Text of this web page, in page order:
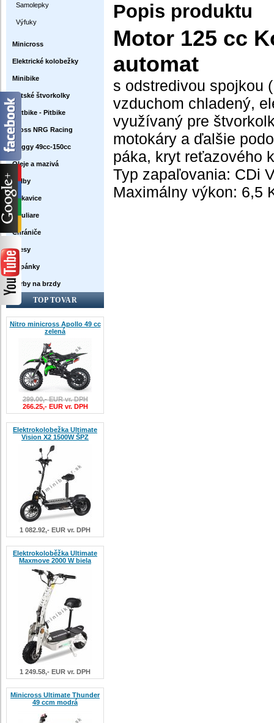
Samolepky
Výfuky
Minicross
Elektrické kolobežky
Minibike
Detské štvorkolky
Dirtbike - Pitbike
Cross NRG Racing
Buggy 49cc-150cc
Oleje a mazivá
Prilby
Rukavice
Okuliare
Chrániče
Dresy
Topánky
Farby na brzdy
TOP TOVAR
Nitro minicross Apollo 49 cc
zelená
299.00,- EUR vr. DPH
266.25,- EUR vr. DPH
Elektrokolobežka Ultimate
Vision X2 1500W ŠPZ
1 082.92,- EUR vr. DPH
Elektrokoloběžka Ultimate
Maxmove 2000 W biela
1 249.58,- EUR vr. DPH
Minicross Ultimate Thunder
49 ccm modrá
Popis produktu
Motor 125 cc
automat
s odstredivou spojkou
vzduchom chladený,
využívaný pre
motokáry a ďalšie
páka, kryt reťazového
Typ zapaľovania: CDi
Maximálny výkon: 6,5